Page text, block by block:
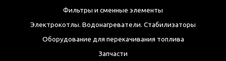
Фильтры и сменные элементы
Электрокотлы. Водонагреватели. Стабилизаторы
Оборудование для перекачивания топлива
Запчасти